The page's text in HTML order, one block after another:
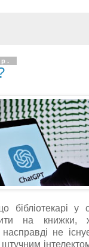
у
на книжки,
не
штучним